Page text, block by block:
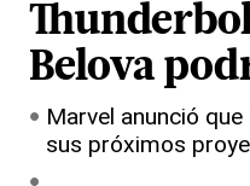
Belova
Marvel anunció
sus próximos